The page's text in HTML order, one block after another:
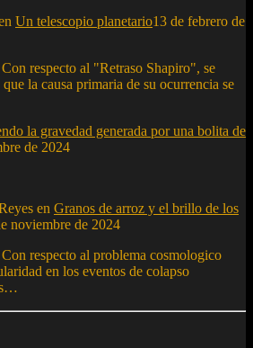
Un telescopio planetario13 de febrero de
respecto al "Retraso Shapiro", se
la causa primaria de su ocurrencia se
la gravedad generada por una bolita de
de 2024
en Granos de arroz y el brillo de los
noviembre de 2024
respecto al problema cosmologico
en los eventos de colapso